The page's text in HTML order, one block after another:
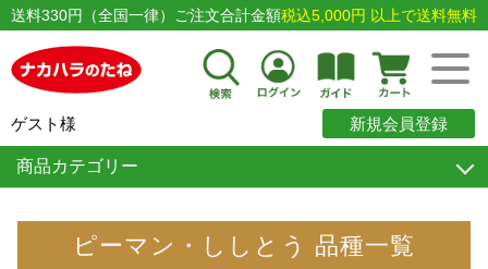
送料330円（全国一律）ご注文合計金額税込5,000円 以上で送料無料
ゲスト様 新規会員登録
商品カテゴリー
ピーマン・ししとう 品種一覧